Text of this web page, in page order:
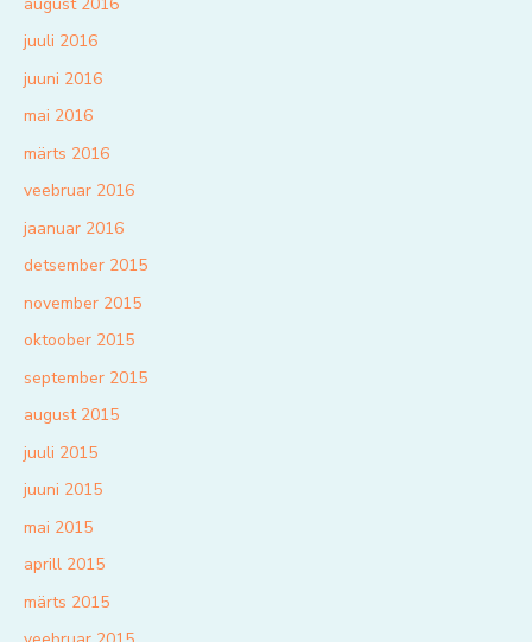
juuli 2016
juuni 2016
mai 2016
märts 2016
veebruar 2016
jaanuar 2016
detsember 2015
november 2015
oktoober 2015
september 2015
august 2015
juuli 2015
juuni 2015
mai 2015
aprill 2015
märts 2015